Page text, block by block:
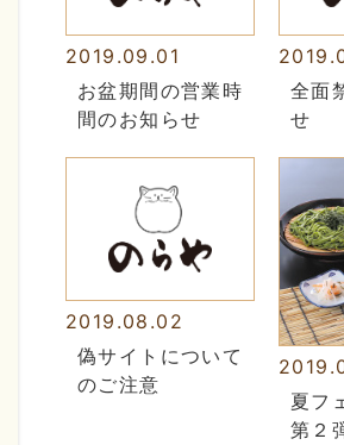
2019.09.01
お盆期間の営業時
間のお知らせ
全面
せ
2019.08.02
偽サイトについて
のご注意
夏フ
第２